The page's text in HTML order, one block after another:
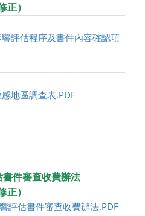
正）
評估程序及書件內容確認項
地區調查表.PDF
件審查收費辦法
正）
評估書件審查收費辦法.PDF